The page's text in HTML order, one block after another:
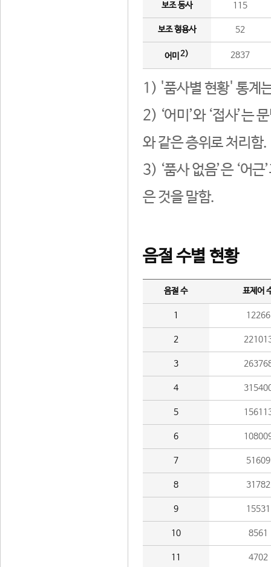
보조 동사 115
보조 형용사 52
어미 2) 2837
1) '품사별 현황' 통계
2) ‘어미’와 ‘접사’는
와 같은 층위로 처리함.
3) ‘품사 없음’은 ‘어
은 것을 말함.
음절 수별 현황
음절 수 표제어
1 12266
2
3
4
5
6
7 51609
8 31782
9 15531
10 8561
11 4702